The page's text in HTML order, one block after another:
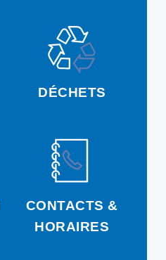
DÉCHETS
CONTACTS &
HORAIRES